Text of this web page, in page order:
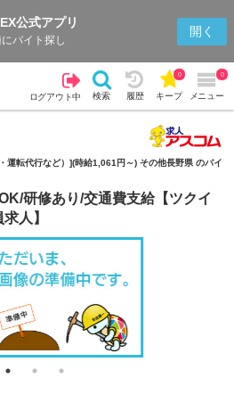
公式アプリ
バイト探し
開く
ログアウト中 検索 履歴 キープ
0
メニュー
0
検索 履歴
運転代行など）](時給1,061円～) その他長野県 のバイ
研修あり/交通費支給【ツクイ
人】